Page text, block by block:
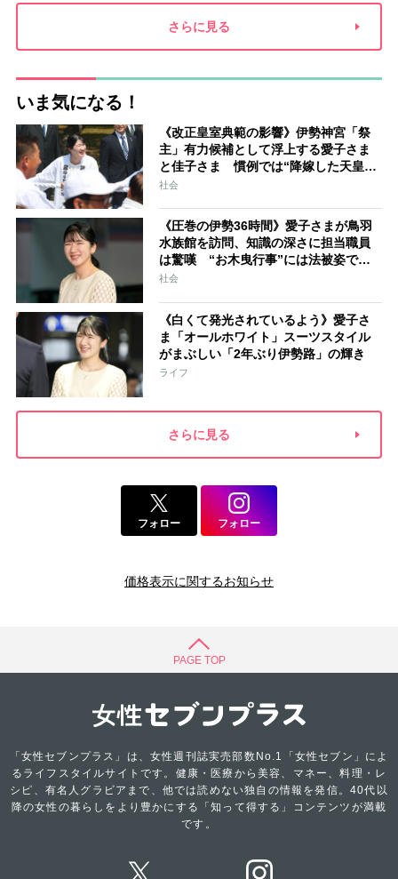
夫との関係
新津春子 どか食い
さらに見る
いま気になる！
《改正皇室典範の影響》伊勢神宮「祭
主」有力候補として浮上する愛子さま
と佳子さま 慣例では“降嫁した天皇家
の女性”が就任「結婚と祭祀の狭間で思
社会
《圧巻の伊勢36時間》愛子さまが鳥羽
水族館を訪問、知識の深さに担当職員
は驚嘆 “お木曳行事”には法被姿で参
加「市民に交じって一生懸命引いてお
社会
《白くて発光されているよう》愛子さ
ま「オールホワイト」スーツスタイル
がまぶしい「2年ぶり伊勢路」の輝き
ライフ
さらに見る
フォロー フォロー
価格表示に関するお知らせ
PAGE TOP
「女性セブンプラス」は、女性週刊誌実売部数No.1「女性セブン」によ
るライフスタイルサイトです。健康・医療から美容、マネー、料理・レ
シピ、有名人グラビアまで、他では読めない独自の情報を発信。40代以
降の女性の暮らしをより豊かにする「知って得する」コンテンツが満載
です。